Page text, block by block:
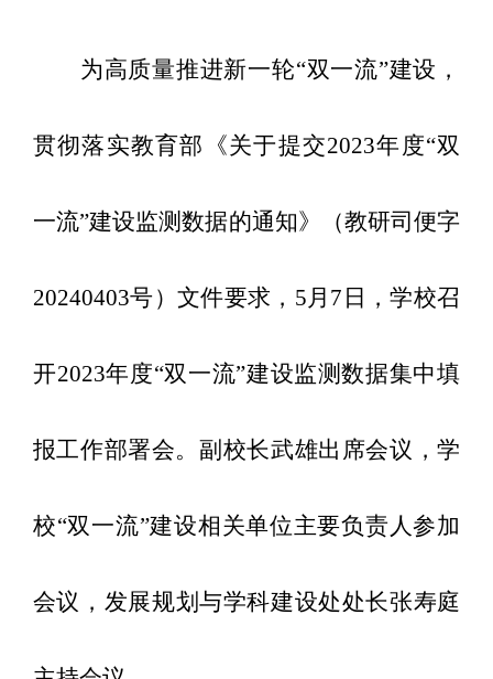
为高质量推进新一轮“双一流”建设，
贯彻落实教育部 《关于提交2023年度“双
一流”建设监测数据的通知》 （教研司便字
20240403号）文件要求， 5月 7 日 ，学校召
开2023年度“双一流”建设监测数据集中填
报工作部署会。副校长武雄出席会议，学
校“双一流”建设相关单位主要负责人参加
会议 ， 发展规划与学科建设处处长张寿庭